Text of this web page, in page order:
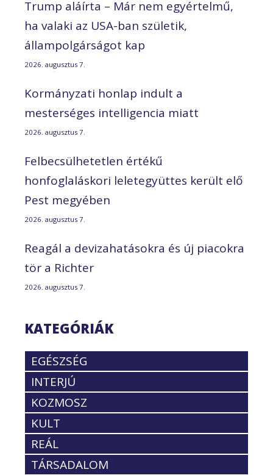
Trump aláírta – Már nem egyértelmű,
ha valaki az USA-ban születik,
állampolgárságot kap
2026. augusztus 7.
Kormányzati honlap indult a
mesterséges intelligencia miatt
2026. augusztus 7.
Felbecsülhetetlen értékű
honfoglaláskori leletegyüttes került elő
Pest megyében
2026. augusztus 7.
Reagál a devizahatásokra és új piacokra
tör a Richter
2026. augusztus 7.
KATEGÓRIÁK
EGÉSZSÉG
INTERJÚ
KOZMOSZ
KULT
REÁL
TÁRSADALOM